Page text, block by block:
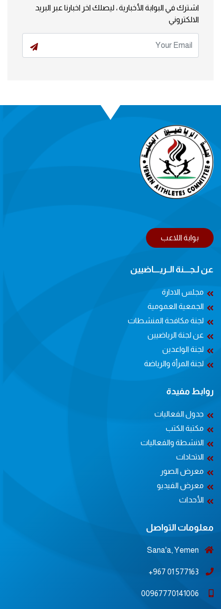
اشترك في البوابة الأخبارية ، ليصلك اخر اخبارنا عبر البريد
الالكتروني
بوابة اللاعب
عن لـجــــنة الــريــــاضيين
مجلس الادارة
الجمعية العمومية
لجنة مكافحة المنشطات
عن لجنة الرياضيين
لجنة الواعدين
لجنة المرأة والرياضة
روابط مفيدة
جدول الفعاليات
مكتبة الكتب
الانشطة والفعاليات
الاتحادات
معرض الصور
معرض الفيديو
الأحداث
معلومات التواصل
Sana'a, Yemen
577163 01 967+
00967770141006